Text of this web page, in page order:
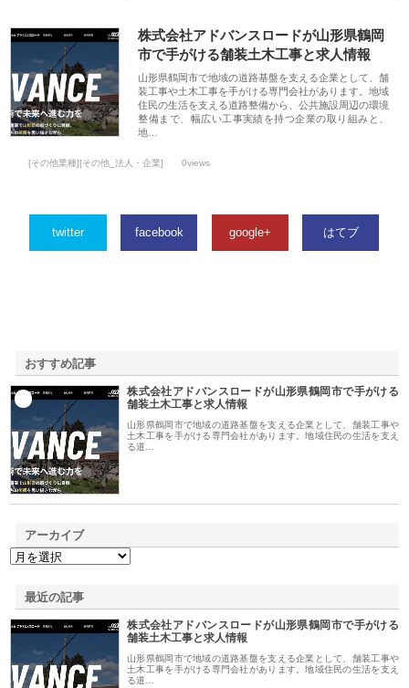
株式会社アドバンスロードが山形県鶴岡
市で手がける舗装土木工事と求人情報
山形県鶴岡市で地域の道路基盤を支える企業として、舗
装工事や土木工事を手がける専門会社があります。地域
住民の生活を支える道路整備から、公共施設周辺の環境
整備まで、幅広い工事実績を持つ企業の取り組みと、
地…
[その他業種][その他_法人・企業] 0views
twitter facebook google+ はてブ
おすすめ記事
株式会社アドバンスロードが山形県鶴岡市で手がける
舗装土木工事と求人情報
山形県鶴岡市で地域の道路基盤を支える企業として、舗装工事や
土木工事を手がける専門会社があります。地域住民の生活を支え
る道…
アーカイブ
最近の記事
株式会社アドバンスロードが山形県鶴岡市で手がける
舗装土木工事と求人情報
山形県鶴岡市で地域の道路基盤を支える企業として、舗装工事や
土木工事を手がける専門会社があります。地域住民の生活を支え
る道…